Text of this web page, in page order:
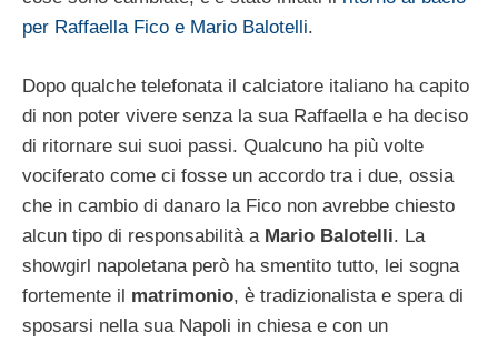
per Raffaella Fico e Mario Balotelli.
Dopo qualche telefonata il calciatore italiano ha capito
di non poter vivere senza la sua Raffaella e ha deciso
di ritornare sui suoi passi. Qualcuno ha più volte
vociferato come ci fosse un accordo tra i due, ossia
che in cambio di danaro la Fico non avrebbe chiesto
alcun tipo di responsabilità a Mario Balotelli. La
showgirl napoletana però ha smentito tutto, lei sogna
fortemente il matrimonio, è tradizionalista e spera di
sposarsi nella sua Napoli in chiesa e con un